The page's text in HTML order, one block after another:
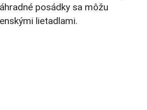
posádky sa môžu
lietadlami.